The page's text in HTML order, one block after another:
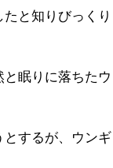
と知りびっくり
眠りに落ちたウ
とするが、ウンギ